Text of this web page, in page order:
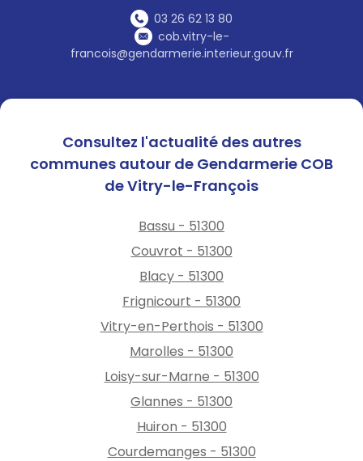
03 26 62 13 80
cob.vitry-le-
francois@gendarmerie.interieur.gouv.fr
Consultez l'actualité des autres
communes autour de Gendarmerie COB
de Vitry-le-François
Bassu - 51300
Couvrot - 51300
Blacy - 51300
Frignicourt - 51300
Vitry-en-Perthois - 51300
Marolles - 51300
Loisy-sur-Marne - 51300
Glannes - 51300
Huiron - 51300
Courdemanges - 51300